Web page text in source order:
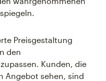
Preisgestaltung
den
Kunden, die
Angebot sehen, sind